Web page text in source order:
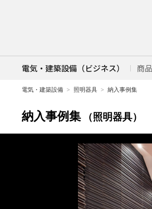
電気・建築設備（ビジネス） 商
電気・建築設備 照明器具 納入事例集
納入事例集 （照明器具）